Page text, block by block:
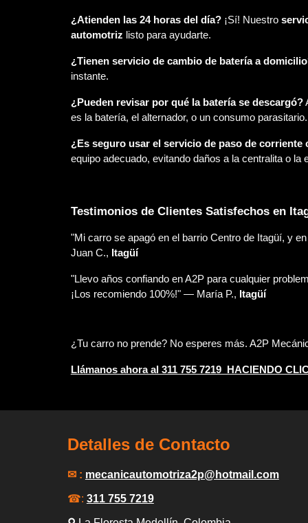
¿Atienden las 24 horas del día?¡Sí! Nuestro
automotriz listo para ayudarte.
¿Tienen servicio de cambio de batería a
instante.
¿Pueden revisar por qué la batería se descargó?
es la batería, el alternador, o un consumo parasitario.
¿Es seguro usar el servicio de paso de corriente
equipo adecuado, evitando daños a la centralita o la
Testimonios de Clientes Satisfechos en
"Mi carro se apagó en el barrio Centro de Itagüí, y
Juan C., Itagüí
"Llevo años confiando en A2P para cualquier
¡Los recomiendo 100%!" — María P., Itagüí
¿Tu carro no prende? No esperes más. A2P
Llámanos ahora al 311 755 7219 HACIENDO
Detalles de Contacto
✉ : mecanicautomotriza2p@hotmail.com
☎: 311 755 7219